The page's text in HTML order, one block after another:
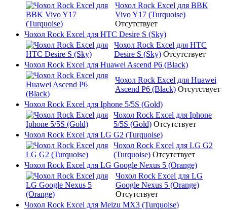
Чохол Rock Excel для BBK
Vivo Y17 (Turquoise)
Отсутствует
Чохол Rock Excel для HTC Desire S (Sky)
Чохол Rock Excel для HTC
Desire S (Sky) Отсутствует
Чохол Rock Excel для Huawei Ascend P6 (Black)
Чохол Rock Excel для Huawei
Ascend P6 (Black) Отсутствует
Чохол Rock Excel для Iphone 5/5S (Gold)
Чохол Rock Excel для Iphone
5/5S (Gold) Отсутствует
Чохол Rock Excel для LG G2 (Turquoise)
Чохол Rock Excel для LG G2
(Turquoise) Отсутствует
Чохол Rock Excel для LG Google Nexus 5 (Orange)
Чохол Rock Excel для LG
Google Nexus 5 (Orange)
Отсутствует
Чохол Rock Excel для Meizu MX3 (Turquoise)